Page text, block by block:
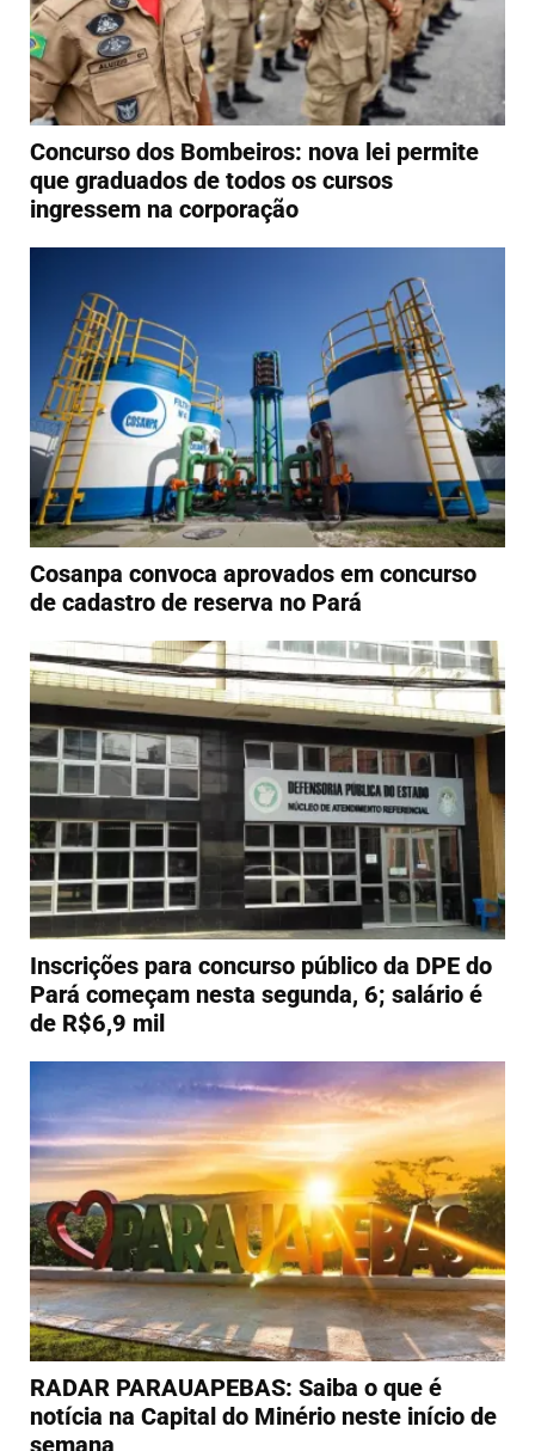
Concurso dos Bombeiros: nova lei permite
que graduados de todos os cursos
ingressem na corporação
Cosanpa convoca aprovados em concurso
de cadastro de reserva no Pará
Inscrições para concurso público da DPE do
Pará começam nesta segunda, 6; salário é
de R$6,9 mil
RADAR PARAUAPEBAS: Saiba o que é
notícia na Capital do Minério neste início de